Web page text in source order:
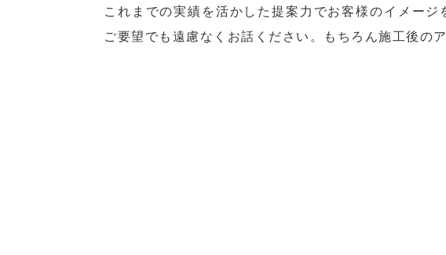
これまでの実績を活かした提案力でお客様のイメー
ご要望でも遠慮なくお話ください。もちろん施工後の